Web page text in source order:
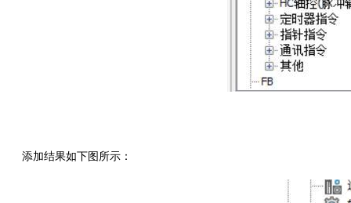
添加结果如下图所示：